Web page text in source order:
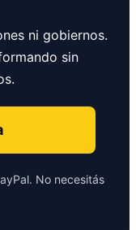
ni gobiernos.
sin
No necesitás